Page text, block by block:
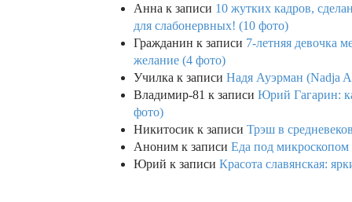
Анна к записи 10 жутких кадров,
для слабонервных! (10 фото)
Гражданин к записи 7-летняя девочка
желание (4 фото)
Училка к записи Надя Ауэрман (Nadja
Владимир-81 к записи Юрий Гагарин:
фото)
Никитосик к записи Трэш в
Аноним к записи Еда под микроскопом
Юрий к записи Красота славянская: